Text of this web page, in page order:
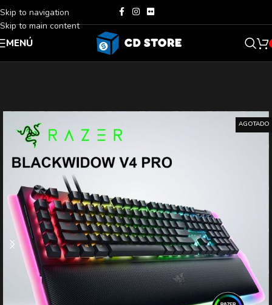
Skip to navigation
Skip to main content
MENÚ
AGOTADO